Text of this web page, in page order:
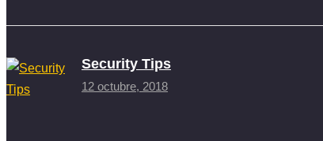
Security Tips
12 octubre, 2018